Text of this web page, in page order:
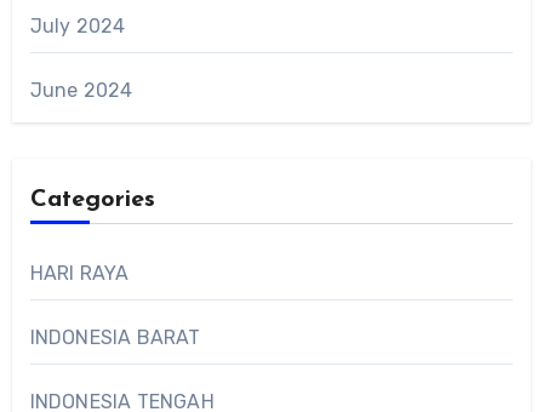
July 2024
June 2024
Categories
HARI RAYA
INDONESIA BARAT
INDONESIA TENGAH